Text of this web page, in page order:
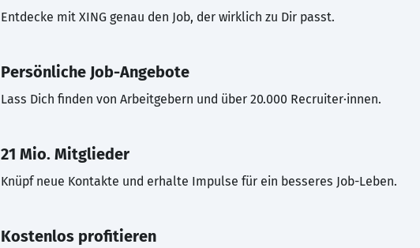
Entdecke mit XING genau den Job, der wirklich zu Dir passt.
Persönliche Job-Angebote
Lass Dich finden von Arbeitgebern und über 20.000 Recruiter·innen.
21 Mio. Mitglieder
Knüpf neue Kontakte und erhalte Impulse für ein besseres Job-Leben.
Kostenlos profitieren